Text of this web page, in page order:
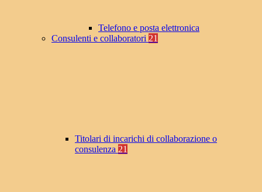
Telefono e posta elettronica
Consulenti e collaboratori 21
Titolari di incarichi di collaborazione o
consulenza 21